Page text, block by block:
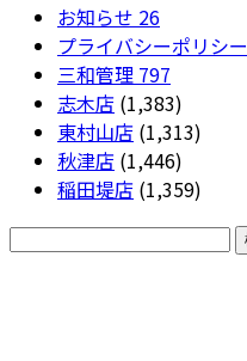
お知らせ 26
プライバシーポリシー
三和管理 797
志木店 (1,383)
東村山店 (1,313)
秋津店 (1,446)
稲田堤店 (1,359)